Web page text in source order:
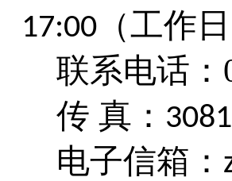
17:00 （工作
联系电话：
传 真：
电子信箱：